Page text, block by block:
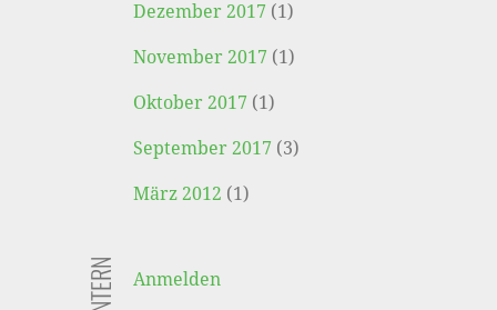
Dezember 2017 (1)
November 2017 (1)
Oktober 2017 (1)
September 2017 (3)
März 2012 (1)
Anmelden